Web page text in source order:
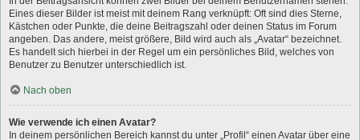
Eines dieser Bilder ist meist mit deinem Rang verknüpft: Oft sind dies Sterne,
Kästchen oder Punkte, die deine Beitragszahl oder deinen Status im Forum
angeben. Das andere, meist größere, Bild wird auch als „Avatar“ bezeichnet.
Es handelt sich hierbei in der Regel um ein persönliches Bild, welches von
Benutzer zu Benutzer unterschiedlich ist.
Nach oben
Wie verwende ich einen Avatar?
In deinem persönlichen Bereich kannst du unter „Profil“ einen Avatar über eine